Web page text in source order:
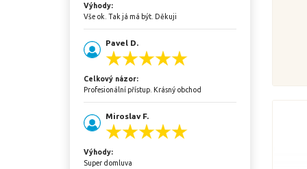
Výhody:
Vše ok. Tak já má být. Děkuji
Pavel D.
Celkový názor:
Profesionální přístup. Krásný obchod
Miroslav F.
Výhody:
Super domluva